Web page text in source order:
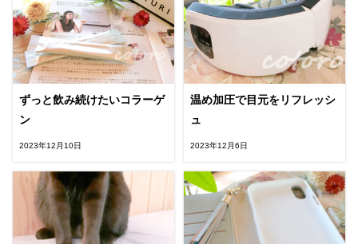
ずっと飲み続けたいコラーゲ
ン
2023年12月10日
温め加圧で目元をリフレッシ
ュ
2023年12月6日